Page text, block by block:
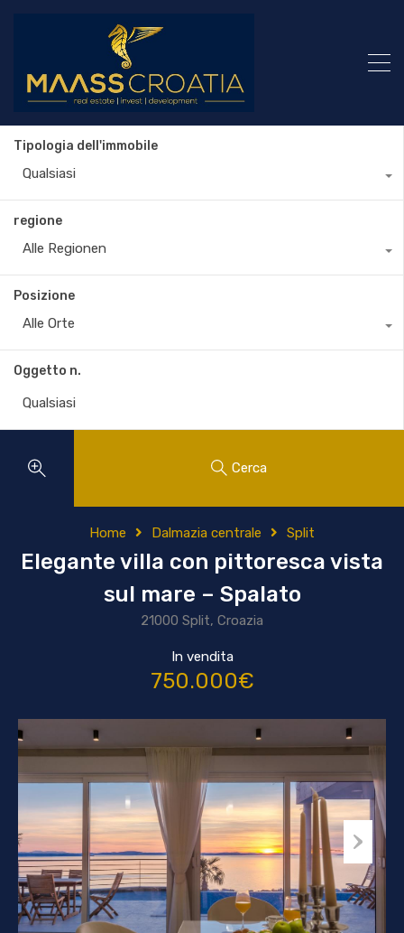
Tipologia dell'immobile
Qualsiasi
regione
Alle Regionen
Posizione
Alle Orte
Oggetto n.
Cerca
Home Dalmazia centrale Split
Elegante villa con pittoresca vista
sul mare – Spalato
21000 Split, Croazia
In vendita
750.000€